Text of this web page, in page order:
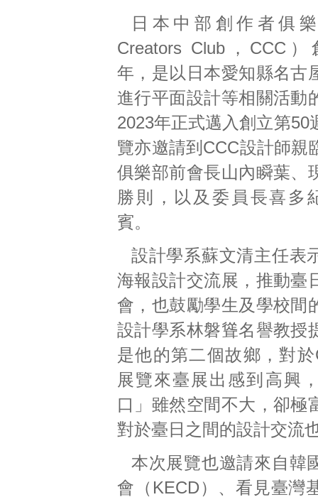
日本中部創作者俱
Creators Club，CCC
年，是以日本愛知縣名古
進行平面設計等相關活動
2023年正式邁入創立第50
覽亦邀請到CCC設計師親
俱樂部前會長山內瞬葉、
勝則，以及委員長喜多
賓。
設計學系蘇文清主任表
海報設計交流展，推動臺
會，也鼓勵學生及學校間
設計學系林磐聳名譽教授
是他的第二個故鄉，對
展覽來臺展出感到高興
口」雖然空間不大，卻極
對於臺日之間的設計交流
本次展覽也邀請來自韓
會（KECD）、看見臺灣